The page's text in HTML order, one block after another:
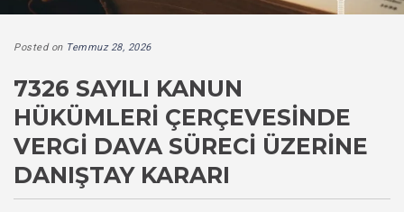
Posted on Temmuz 28, 2026
7326 SAYILI KANUN
HÜKÜMLERI ÇERÇEVESINDE
VERGI DAVA SÜRECI ÜZERINE
DANIŞTAY KARARI